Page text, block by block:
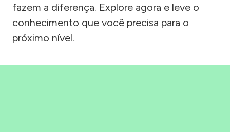
fazem a diferença. Explore agora e leve o
conhecimento que você precisa para o
próximo nível.